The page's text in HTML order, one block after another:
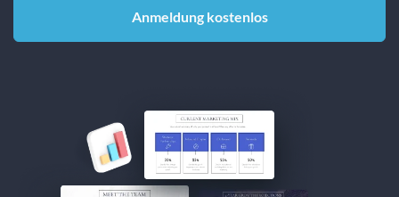
Anmeldung kostenlos